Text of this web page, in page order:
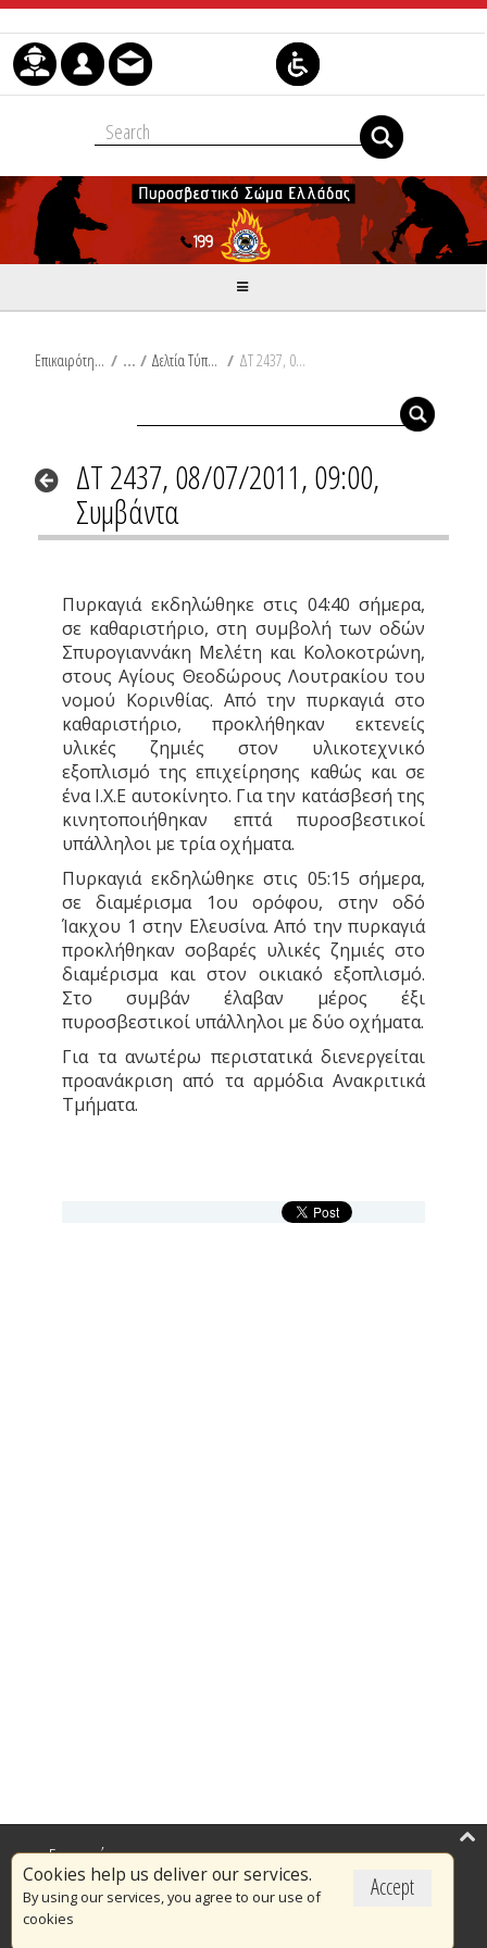
Skip to Content
Επικαιρότητα / Δελτία Τύπου / ΔΤ 2437, 08/07/2011, 09:00, Συμβάντα
ΔΤ 2437, 08/07/2011, 09:00,
Συμβάντα
Πυρκαγιά εκδηλώθηκε στις 04:40 σήμερα,
σε καθαριστήριο, στη συμβολή των οδών
Σπυρογιαννάκη Μελέτη και Κολοκοτρώνη,
στους Αγίους Θεοδώρους Λουτρακίου του
νομού Κορινθίας. Από την πυρκαγιά στο
καθαριστήριο, προκλήθηκαν εκτενείς
υλικές ζημιές στον υλικοτεχνικό
εξοπλισμό της επιχείρησης καθώς και σε
ένα Ι.Χ.Ε αυτοκίνητο. Για την κατάσβεσή της
κινητοποιήθηκαν επτά πυροσβεστικοί
υπάλληλοι με τρία οχήματα.
Πυρκαγιά εκδηλώθηκε στις 05:15 σήμερα,
σε διαμέρισμα 1ου ορόφου, στην οδό
Ίακχου 1 στην Ελευσίνα. Από την πυρκαγιά
προκλήθηκαν σοβαρές υλικές ζημιές στο
διαμέρισμα και στον οικιακό εξοπλισμό.
Στο συμβάν έλαβαν μέρος έξι
πυροσβεστικοί υπάλληλοι με δύο οχήματα.
Για τα ανωτέρω περιστατικά διενεργείται
προανάκριση από τα αρμόδια Ανακριτικά
Τμήματα.
Accept
Cookies help us deliver our services.
By using our services, you agree to our use of
cookies
Επικαιρότητα
Το Πυροσβεστικό Σώμα